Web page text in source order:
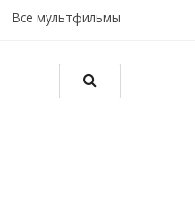
Все мультфильмы